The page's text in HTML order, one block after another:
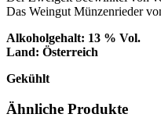
Das Weingut Münzenrieder
Alkoholgehalt: 13 % Vol.
Land: Österreich
Gekühlt
Ähnliche Produkte